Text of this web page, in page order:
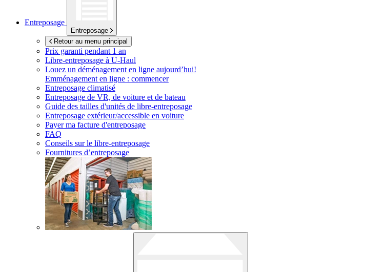
Entreposage
Entreposage
Retour au menu principal
Prix garanti pendant 1 an
Libre-entreposage à U-Haul
Louez un déménagement en ligne aujourd’hui!
Emménagement en ligne : commencer
Entreposage climatisé
Entreposage de VR, de voiture et de bateau
Guide des tailles d'unités de libre-entreposage
Entreposage extérieur/accessible en voiture
Payer ma facture d'entreposage
FAQ
Conseils sur le libre-entreposage
Fournitures d’entreposage